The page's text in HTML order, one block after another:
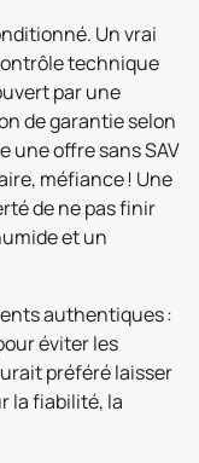
Un vrai
technique
par une
de garantie selon
une offre sans SAV
méfiance ! Une
de ne pas finir
et un
authentiques :
éviter les
préféré laisser
la fiabilité, la